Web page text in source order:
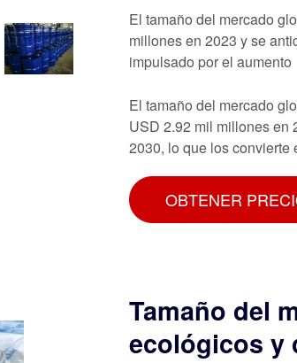
El tamaño del mercado
millones en 2023 y se
impulsado por el aumento
El tamaño del mercado
USD 2.92 mil millones en
2030, lo que los convierte
OBTENER
Tamaño del
ecológicos y